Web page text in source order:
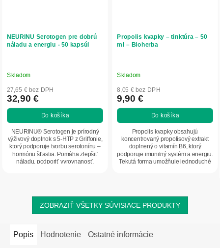
NEURINU Serotogen pre dobrú
náladu a energiu - 50 kapsúl
Skladom
27,65 € bez DPH
32,90 €
Do košíka
NEURINU® Serotogen je prírodný
výživový doplnok s 5-HTP z Griffonie,
ktorý podporuje tvorbu serotonínu –
hormónu šťastia. Pomáha zlepšiť
náladu, podporiť vyrovnanosť,
Propolis kvapky – tinktúra – 50
ml – Bioherba
Skladom
8,05 € bez DPH
9,90 €
Do košíka
Propolis kvapky obsahujú
koncentrovaný propolisový extrakt
doplnený o vitamín B6, ktorý
podporuje imunitný systém a energiu.
Tekutá forma umožňuje jednoduché
ZOBRAZIŤ VŠETKY SÚVISIACE PRODUKTY
Popis Hodnotenie Ostatné informácie